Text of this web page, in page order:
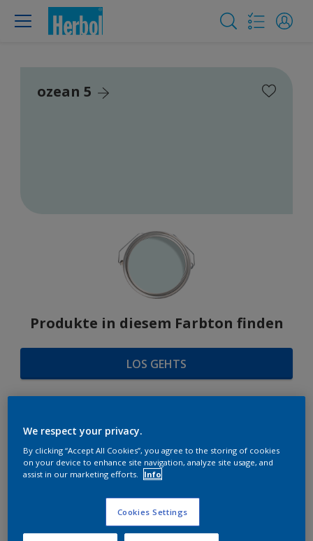
ozean 5
Produkte in diesem Farbton finden
LOS GEHTS
FARBAUSWAHL
Das perfekte Weiß
We respect your privacy.
By clicking “Accept All Cookies”, you agree to the storing of cookies
on your device to enhance site navigation, analyze site usage, and
assist in our marketing efforts.
Info
Cookies Settings